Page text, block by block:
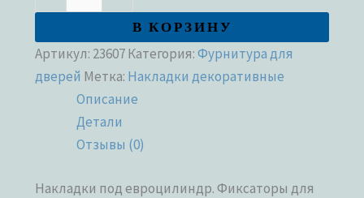
В КОРЗИНУ
Артикул: 23607Категория:Фурнитура для
дверей Метка: Накладки декоративные
Описание
Детали
Отзывы (0)
Накладки под евроцилиндр. Фиксаторы для